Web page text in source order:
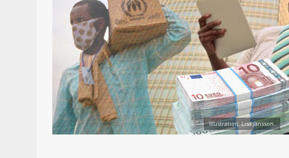
Illustration: Lisa Jansson.